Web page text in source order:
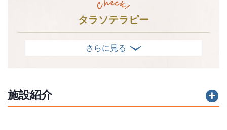
タラソテラピー
施設紹介